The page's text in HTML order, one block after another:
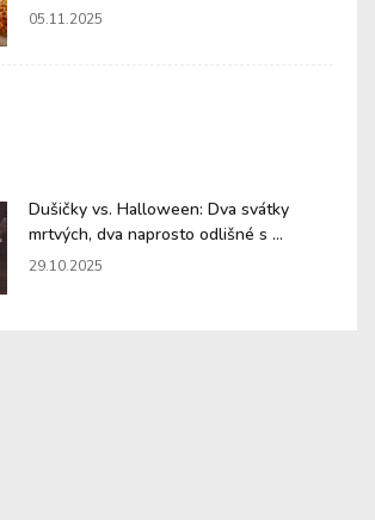
05.11.2025
Dušičky vs. Halloween: Dva svátky
mrtvých, dva naprosto odlišné s ...
29.10.2025